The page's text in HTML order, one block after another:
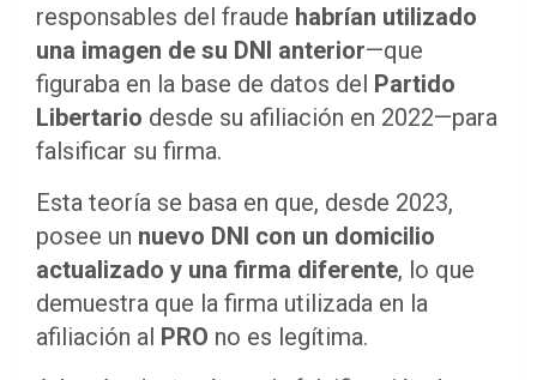
responsables del fraude habrían utilizado
una imagen de su DNI anterior—que
figuraba en la base de datos del Partido
Libertario desde su afiliación en 2022—para
falsificar su firma.
Esta teoría se basa en que, desde 2023,
posee un nuevo DNI con un domicilio
actualizado y una firma diferente, lo que
demuestra que la firma utilizada en la
afiliación al PRO no es legítima.